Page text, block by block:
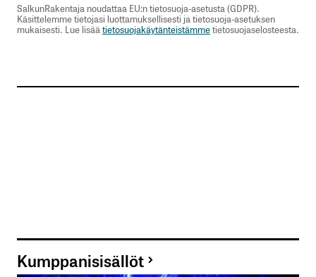
SalkunRakentaja noudattaa EU:n tietosuoja-asetusta (GDPR).
Käsittelemme tietojasi luottamuksellisesti ja tietosuoja-asetuksen
mukaisesti. Lue lisää tietosuojakäytänteistämmetietosuojaselosteesta.
Kumppanisisällöt